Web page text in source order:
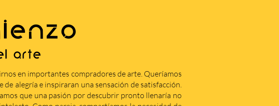
arte
en importantes compradores de arte. Queríamos
alegría e inspiraran una sensación de satisfacción.
que una pasión por descubrir pronto llenaría no